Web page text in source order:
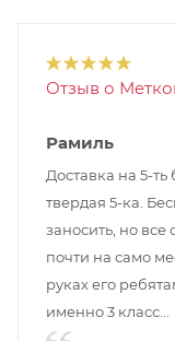
Отзыв о
Рамиль
Доставка на 5-
твердая 5-ка.
заносить, но
почти на само
руках его
именно 3 класс...